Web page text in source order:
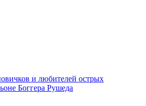
и любителей острых
Боггера Рушеда